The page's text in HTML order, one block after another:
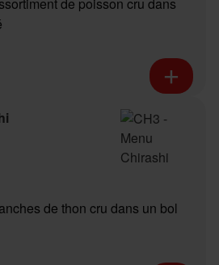
de poisson cru dans
de thon cru dans un bol